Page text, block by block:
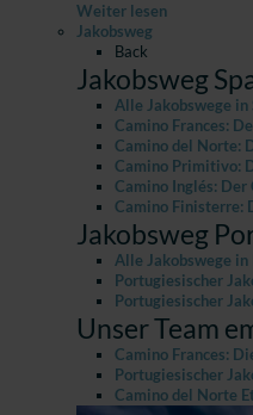
Weiter lesen
Jakobsweg
Back
Jakobsweg
Alle Jakobswege in
Camino Frances:
Camino del Norte:
Camino Primitivo:
Camino Inglés: Der
Camino Finisterre:
Jakobsweg
Alle Jakobswege in
Portugiesischer
Portugiesischer
Unser Team
Camino Frances:
Portugiesischer
Camino del Norte